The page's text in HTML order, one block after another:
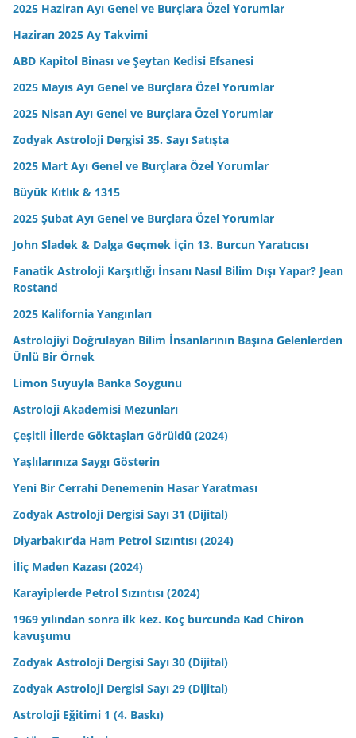
2025 Haziran Ayı Genel ve Burçlara Özel Yorumlar
Haziran 2025 Ay Takvimi
ABD Kapitol Binası ve Şeytan Kedisi Efsanesi
2025 Mayıs Ayı Genel ve Burçlara Özel Yorumlar
2025 Nisan Ayı Genel ve Burçlara Özel Yorumlar
Zodyak Astroloji Dergisi 35. Sayı Satışta
2025 Mart Ayı Genel ve Burçlara Özel Yorumlar
Büyük Kıtlık & 1315
2025 Şubat Ayı Genel ve Burçlara Özel Yorumlar
John Sladek & Dalga Geçmek İçin 13. Burcun Yaratıcısı
Fanatik Astroloji Karşıtlığı İnsanı Nasıl Bilim Dışı Yapar? Jean
Rostand
2025 Kalifornia Yangınları
Astrolojiyi Doğrulayan Bilim İnsanlarının Başına Gelenlerden
Ünlü Bir Örnek
Limon Suyuyla Banka Soygunu
Astroloji Akademisi Mezunları
Çeşitli İllerde Göktaşları Görüldü (2024)
Yaşlılarınıza Saygı Gösterin
Yeni Bir Cerrahi Denemenin Hasar Yaratması
Zodyak Astroloji Dergisi Sayı 31 (Dijital)
Diyarbakır’da Ham Petrol Sızıntısı (2024)
İliç Maden Kazası (2024)
Karayiplerde Petrol Sızıntısı (2024)
1969 yılından sonra ilk kez. Koç burcunda Kad Chiron
kavuşumu
Zodyak Astroloji Dergisi Sayı 30 (Dijital)
Zodyak Astroloji Dergisi Sayı 29 (Dijital)
Astroloji Eğitimi 1 (4. Baskı)